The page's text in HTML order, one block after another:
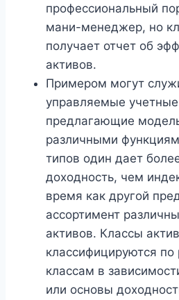
профессиональный
мани-менеджер, но
получает отчет об
активов.
Примером могут
управляемые
предлагающие
различными
типов один дает
доходность, чем
время как другой
ассортимент
активов. Классы
классифицируются
классам в
или основы